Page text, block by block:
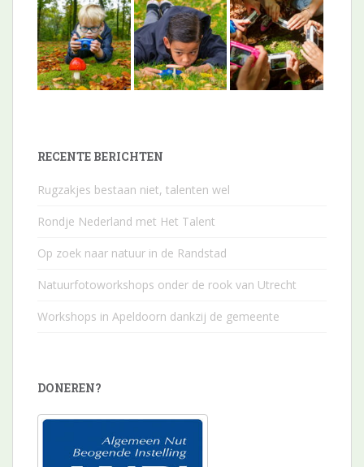
RECENTE BERICHTEN
Rugzakjes bestaan niet, talenten wel
Rondje Nederland met Het Talent
Op zoek naar natuur in de Randstad
Natuurfotoworkshops onder de rook van Utrecht
Workshops in Apeldoorn dankzij de gemeente
DONEREN?